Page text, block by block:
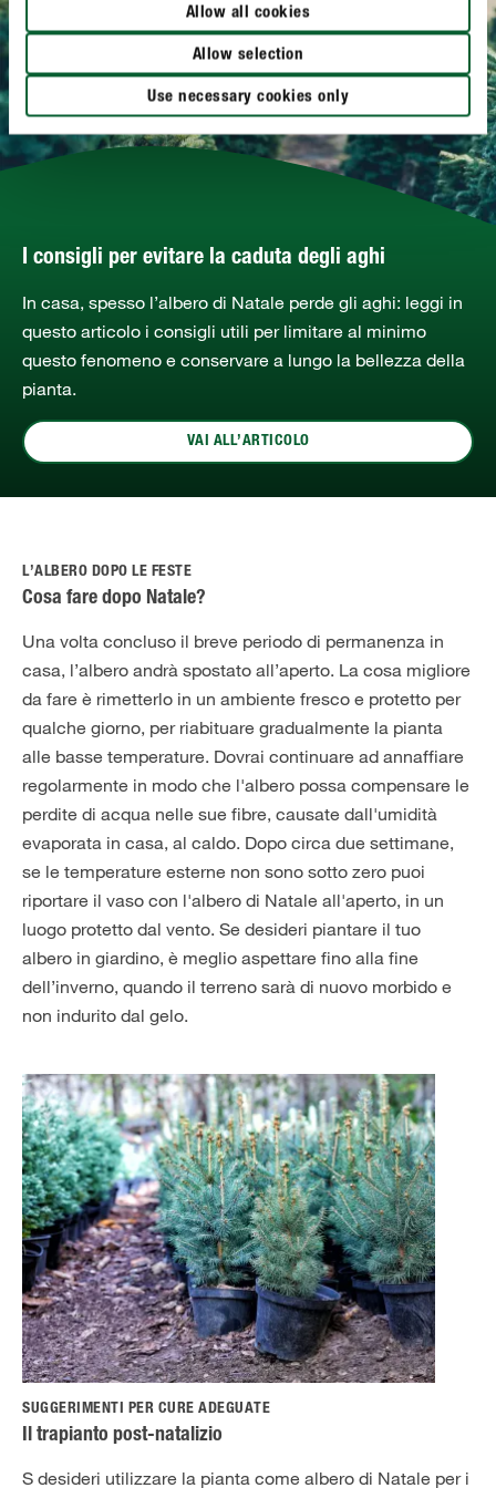
Allow all cookies
Allow selection
Use necessary cookies only
I consigli per evitare la caduta degli aghi
In casa, spesso l’albero di Natale perde gli aghi: leggi in
questo articolo i consigli utili per limitare al minimo
questo fenomeno e conservare a lungo la bellezza della
pianta.
VAI ALL’ARTICOLO
L’ALBERO DOPO LE FESTE
Cosa fare dopo Natale?
Una volta concluso il breve periodo di permanenza in
casa, l’albero andrà spostato all’aperto. La cosa migliore
da fare è rimetterlo in un ambiente fresco e protetto per
qualche giorno, per riabituare gradualmente la pianta
alle basse temperature. Dovrai continuare ad annaffiare
regolarmente in modo che l'albero possa compensare le
perdite di acqua nelle sue fibre, causate dall'umidità
evaporata in casa, al caldo. Dopo circa due settimane,
se le temperature esterne non sono sotto zero puoi
riportare il vaso con l'albero di Natale all'aperto, in un
luogo protetto dal vento. Se desideri piantare il tuo
albero in giardino, è meglio aspettare fino alla fine
dell’inverno, quando il terreno sarà di nuovo morbido e
non indurito dal gelo.
SUGGERIMENTI PER CURE ADEGUATE
Il trapianto post-natalizio
S desideri utilizzare la pianta come albero di Natale per i